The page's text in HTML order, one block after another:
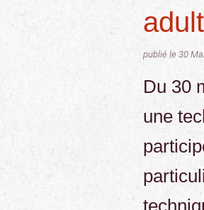
publié le 30
Du 30
une